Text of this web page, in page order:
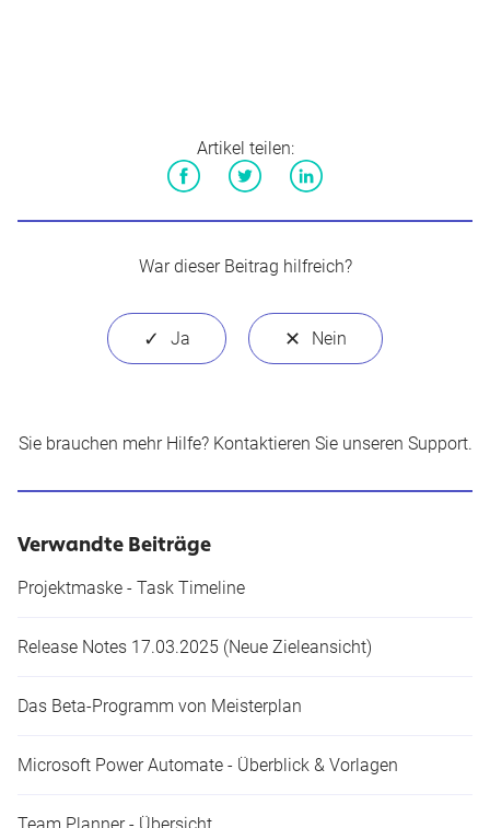
Artikel teilen:
War dieser Beitrag hilfreich?
Sie brauchen mehr Hilfe? Kontaktieren Sie unseren Support.
Verwandte Beiträge
Projektmaske - Task Timeline
Release Notes 17.03.2025 (Neue Zieleansicht​)
Das Beta-Programm von Meisterplan
Microsoft Power Automate - Überblick & Vorlagen